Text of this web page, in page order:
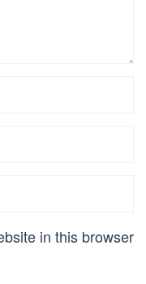
in this browser